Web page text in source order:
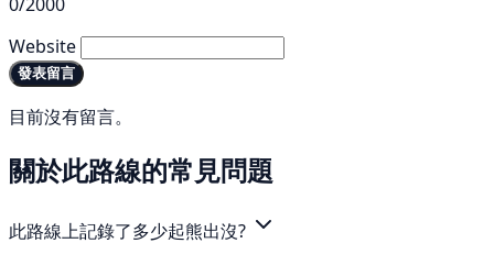
Website
發表留言
目前沒有留言。
關於此路線的常見問題
此路線上記錄了多少起熊出沒?